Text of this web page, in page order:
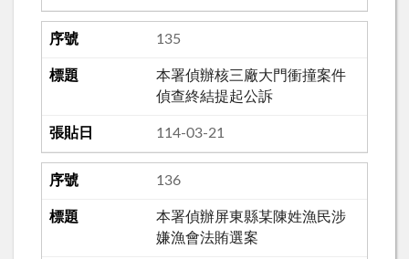
135
本署偵辦核三廠大門衝撞案件
偵查終結提起公訴
114-03-21
136
本署偵辦屏東縣某陳姓漁民涉
嫌漁會法賄選案